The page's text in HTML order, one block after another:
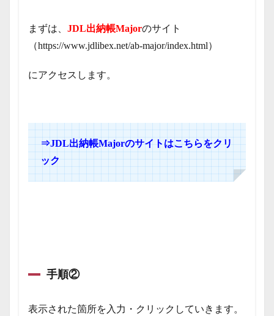
まずは、 JDL出納帳Majorのサイト
（https://www.jdlibex.net/ab-major/index.html）
にアクセスします。
⇒JDL出納帳Majorのサイトはこちらをクリ
ック
手順②
表示された箇所を入力・クリックしていきます。